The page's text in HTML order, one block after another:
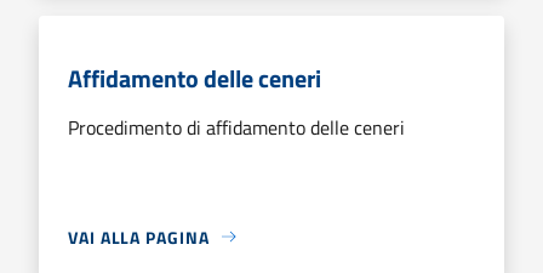
Affidamento delle ceneri
Procedimento di affidamento delle ceneri
VAI ALLA PAGINA